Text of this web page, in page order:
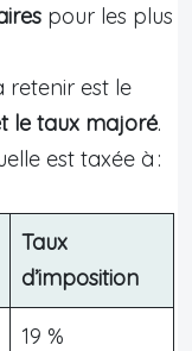
pour les plus
retenir est le
le taux majoré.
est taxée à :
Taux
d’imposition
19 %